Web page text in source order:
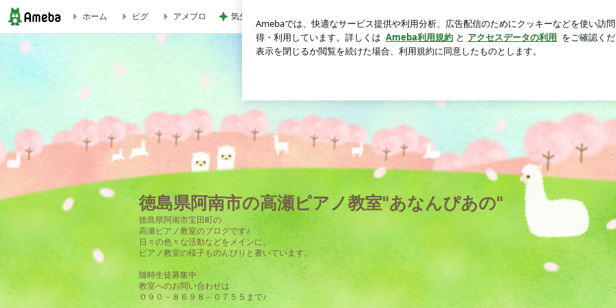
徳島県阿南市の高瀬ピアノ教室"あなんぴあの"
ホーム ピグ アメブロ 気分を上げるためのお気に入りの口紅 新規登録
徳島県阿南市の高瀬ピアノ教室"あなんぴあの"
徳島県阿南市宝田町の
高瀬ピアノ教室のブログです♪
日々の色々な活動などをメインに、
ピアノ教室の様子ものんびりと書いています。
随時生徒募集中
教室へのお問い合わせは
０９０－８６９８－０７５５まで♪